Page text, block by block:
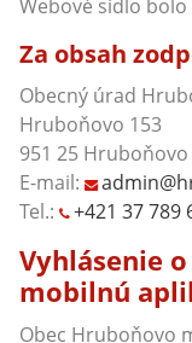
Webové sídlo
Za obsah
Obecný úrad
Hruboňovo 153
951 25 Hruboňovo
E-mail:
Tel.:
+421 37 789
Vyhlásenie
mobilnú
Obec Hruboňovo